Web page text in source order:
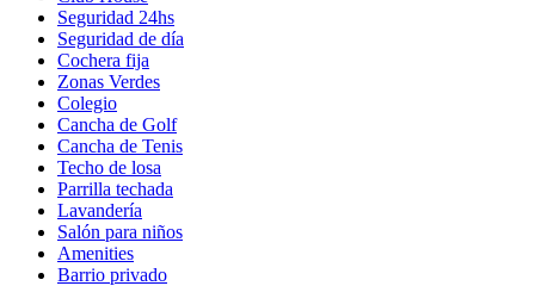
Seguridad 24hs
Seguridad de día
Cochera fija
Zonas Verdes
Colegio
Cancha de Golf
Cancha de Tenis
Techo de losa
Parrilla techada
Lavandería
Salón para niños
Amenities
Barrio privado